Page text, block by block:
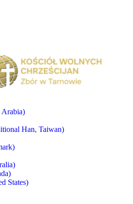
Arabia)
Han, Taiwan)
States)